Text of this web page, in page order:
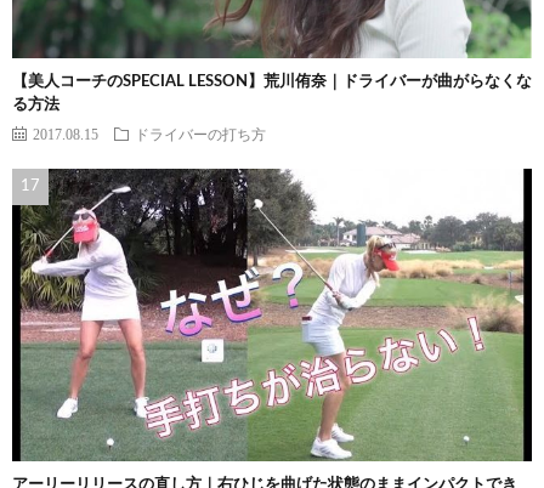
【美人コーチのSPECIAL LESSON】荒川侑奈｜ドライバーが曲がらなくな
る方法
2017.08.15 ドライバーの打ち方